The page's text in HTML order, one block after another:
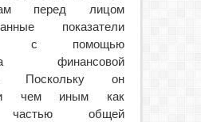
перед лицом
показатели
с помощью
финансовой
Поскольку он
чем иным как
частью общей